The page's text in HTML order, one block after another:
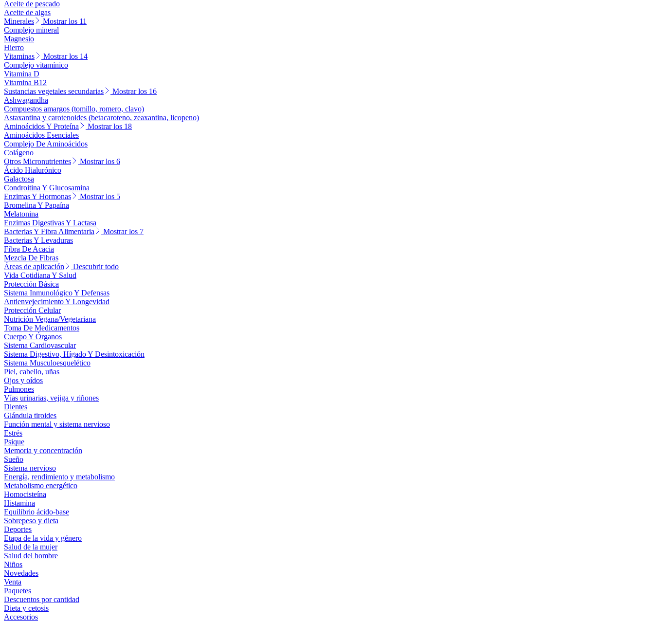
Aceite de pescado
Aceite de algas
Minerales
Mostrar los 11
Complejo mineral
Magnesio
Hierro
Vitaminas
Mostrar los 14
Complejo vitamínico
Vitamina D
Vitamina B12
Sustancias vegetales secundarias
Mostrar los 16
Ashwagandha
Compuestos amargos (tomillo, romero, clavo)
Astaxantina y carotenoides (betacaroteno, zeaxantina, licopeno)
Aminoácidos Y Proteína
Mostrar los 18
Aminoácidos Esenciales
Complejo De Aminoácidos
Colágeno
Otros Micronutrientes
Mostrar los 6
Ácido Hialurónico
Galactosa
Condroitina Y Glucosamina
Enzimas Y Hormonas
Mostrar los 5
Bromelina Y Papaína
Melatonina
Enzimas Digestivas Y Lactasa
Bacterias Y Fibra Alimentaria
Mostrar los 7
Bacterias Y Levaduras
Fibra De Acacia
Mezcla De Fibras
Áreas de aplicación
Descubrir todo
Vida Cotidiana Y Salud
Protección Básica
Sistema Inmunológico Y Defensas
Antienvejecimiento Y Longevidad
Protección Celular
Nutrición Vegana/Vegetariana
Toma De Medicamentos
Cuerpo Y Órganos
Sistema Cardiovascular
Sistema Digestivo, Hígado Y Desintoxicación
Sistema Musculoesquelético
Piel, cabello, uñas
Ojos y oídos
Pulmones
Vías urinarias, vejiga y riñones
Dientes
Glándula tiroides
Función mental y sistema nervioso
Estrés
Psique
Memoria y concentración
Sueño
Sistema nervioso
Energía, rendimiento y metabolismo
Metabolismo energético
Homocisteína
Histamina
Equilibrio ácido-base
Sobrepeso y dieta
Deportes
Etapa de la vida y género
Salud de la mujer
Salud del hombre
Niños
Novedades
Venta
Paquetes
Descuentos por cantidad
Dieta y cetosis
Accesorios